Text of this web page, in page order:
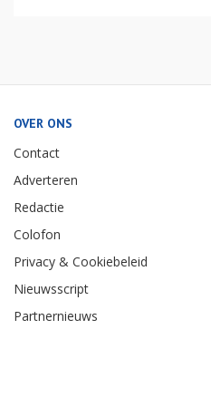
OVER ONS
Contact
Adverteren
Redactie
Colofon
Privacy & Cookiebeleid
Nieuwsscript
Partnernieuws